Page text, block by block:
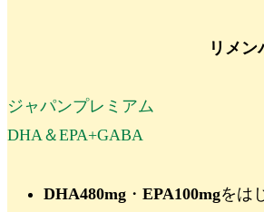
リメ
ジャパンプレミアム
DHA＆EPA+GABA
DHA480mg ・ EPA100mgをは